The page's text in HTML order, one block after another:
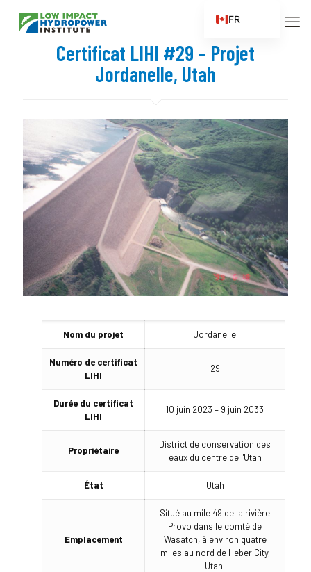
Certificat LIHI #29 – Projet
Jordanelle, Utah
Nom du projet Jordanelle
Numéro de certificat
LIHI
29
Durée du certificat
LIHI
10 juin 2023 – 9 juin 2033
Propriétaire
District de conservation des
eaux du centre de l'Utah
État Utah
Emplacement
Situé au mile 49 de la rivière
Provo dans le comté de
Wasatch, à environ quatre
miles au nord de Heber City,
Utah.
FR
ES